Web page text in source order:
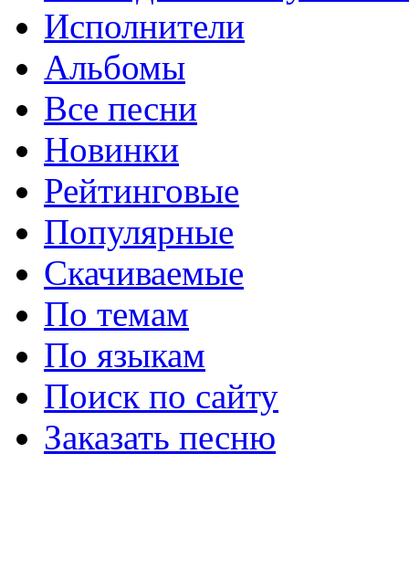
Исполнители
Альбомы
Все песни
Новинки
Рейтинговые
Популярные
Скачиваемые
По темам
По языкам
Поиск по сайту
Заказать песню